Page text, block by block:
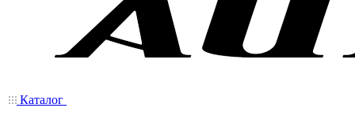
Каталог